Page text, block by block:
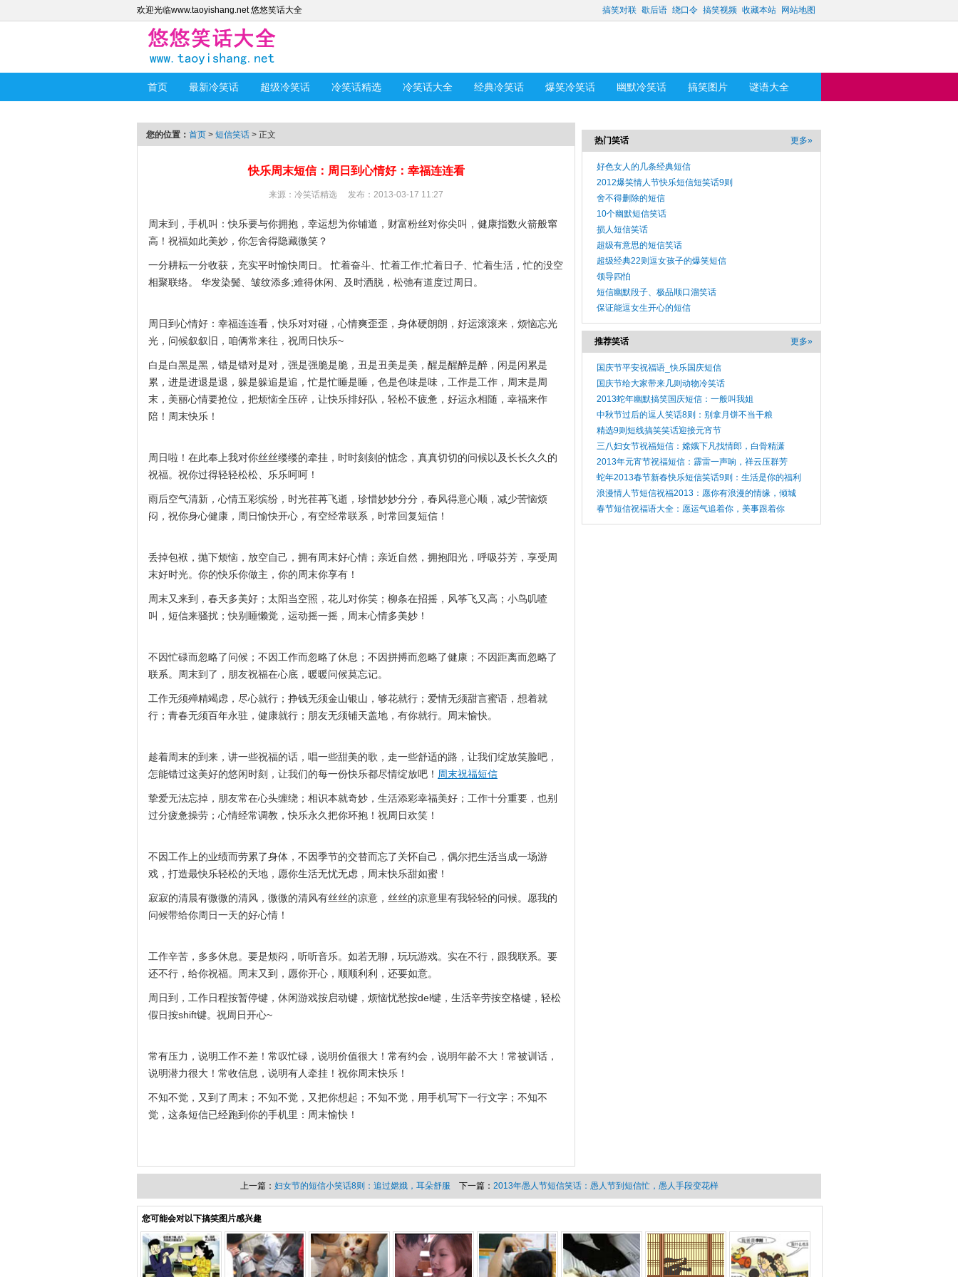
搞笑对联 歇后语 绕口令 搞笑视频 收藏本站 网站地图
欢迎光临www.taoyishang.net 悠悠笑话大全
首页 最新冷笑话 超级冷笑话 冷笑话精选 冷笑话大全 经典冷笑话 爆笑冷笑话 幽默冷笑话 搞笑图片 谜语大全
您的位置： 首页 > 短信笑话 > 正文
快乐周末短信：周日到心情好：幸福连连看
来源： 冷笑话精选 发布：2013-03-17 11:27
周末到，手机叫：快乐要与你拥抱，幸运想为你铺道，财富粉丝对你尖叫，健康指数火箭般窜
高！祝福如此美妙，你怎舍得隐藏微笑？
一分耕耘一分收获，充实平时愉快周日。 忙着奋斗、忙着工作;忙着日子、忙着生活，忙的没空
相聚联络。 华发染鬓、皱纹添多;难得休闲、及时洒脱，松弛有道度过周日。
周日到心情好：幸福连连看，快乐对对碰，心情爽歪歪，身体硬朗朗，好运滚滚来，烦恼忘光
光，问候叙叙旧，咱俩常来往，祝周日快乐~
白是白黑是黑，错是错对是对，强是强脆是脆，丑是丑美是美，醒是醒醉是醉，闲是闲累是
累，进是进退是退，躲是躲追是追，忙是忙睡是睡，色是色味是味，工作是工作，周末是周
末，美丽心情要抢位，把烦恼全压碎，让快乐排好队，轻松不疲惫，好运永相随，幸福来作
陪！周末快乐！
周日啦！在此奉上我对你丝丝缕缕的牵挂，时时刻刻的惦念，真真切切的问候以及长长久久的
祝福。祝你过得轻轻松松、乐乐呵呵！
雨后空气清新，心情五彩缤纷，时光荏苒飞逝，珍惜妙妙分分，春风得意心顺，减少苦恼烦
闷，祝你身心健康，周日愉快开心，有空经常联系，时常回复短信！
丢掉包袱，抛下烦恼，放空自己，拥有周末好心情；亲近自然，拥抱阳光，呼吸芬芳，享受周
末好时光。你的快乐你做主，你的周末你享有！
周末又来到，春天多美好；太阳当空照，花儿对你笑；柳条在招摇，风筝飞又高；小鸟叽喳
叫，短信来骚扰；快别睡懒觉，运动摇一摇，周末心情多美妙！
不因忙碌而忽略了问候；不因工作而忽略了休息；不因拼搏而忽略了健康；不因距离而忽略了
联系。周末到了，朋友祝福在心底，暖暖问候莫忘记。
工作无须殚精竭虑，尽心就行；挣钱无须金山银山，够花就行；爱情无须甜言蜜语，想着就
行；青春无须百年永驻，健康就行；朋友无须铺天盖地，有你就行。周末愉快。
趁着周末的到来，讲一些祝福的话，唱一些甜美的歌，走一些舒适的路，让我们绽放笑脸吧，
怎能错过这美好的悠闲时刻，让我们的每一份快乐都尽情绽放吧！ 周末祝福短信
挚爱无法忘掉，朋友常在心头缠绕；相识本就奇妙，生活添彩幸福美好；工作十分重要，也别
过分疲惫操劳；心情经常调教，快乐永久把你环抱！祝周日欢笑！
不因工作上的业绩而劳累了身体，不因季节的交替而忘了关怀自己，偶尔把生活当成一场游
戏，打造最快乐轻松的天地，愿你生活无忧无虑，周末快乐甜如蜜！
寂寂的清晨有微微的清风，微微的清风有丝丝的凉意，丝丝的凉意里有我轻轻的问候。愿我的
问候带给你周日一天的好心情！
工作辛苦，多多休息。要是烦闷，听听音乐。如若无聊，玩玩游戏。实在不行，跟我联系。要
还不行，给你祝福。周末又到，愿你开心，顺顺利利，还要如意。
周日到，工作日程按暂停键，休闲游戏按启动键，烦恼忧愁按del键，生活辛劳按空格键，轻松
假日按shift键。祝周日开心~
常有压力，说明工作不差！常叹忙碌，说明价值很大！常有约会，说明年龄不大！常被训话，
说明潜力很大！常收信息，说明有人牵挂！祝你周末快乐！
不知不觉，又到了周末；不知不觉，又把你想起；不知不觉，用手机写下一行文字；不知不
觉，这条短信已经跑到你的手机里：周末愉快！
更多»
热门笑话
好色女人的几条经典短信
2012爆笑情人节快乐短信短笑话9则
舍不得删除的短信
10个幽默短信笑话
损人短信笑话
超级有意思的短信笑话
超级经典22则逗女孩子的爆笑短信
领导四怕
短信幽默段子、极品顺口溜笑话
保证能逗女生开心的短信
更多»
推荐笑话
国庆节平安祝福语_快乐国庆短信
国庆节给大家带来几则动物冷笑话
2013蛇年幽默搞笑国庆短信：一般叫我姐
中秋节过后的逗人笑话8则：别拿月饼不当干粮
精选9则短线搞笑笑话迎接元宵节
三八妇女节祝福短信：嫦娥下凡找情郎，白骨精潇
2013年元宵节祝福短信：霹雷一声响，祥云压群芳
蛇年2013春节新春快乐短信笑话9则：生活是你的福利
浪漫情人节短信祝福2013：愿你有浪漫的情缘，倾城
春节短信祝福语大全：愿运气追着你，美事跟着你
上一篇： 妇女节的短信小笑话8则：追过嫦娥，耳朵舒服 下一篇： 2013年愚人节短信笑话：愚人节到短信忙，愚人手段变花样
您可能会对以下搞笑图片感兴趣